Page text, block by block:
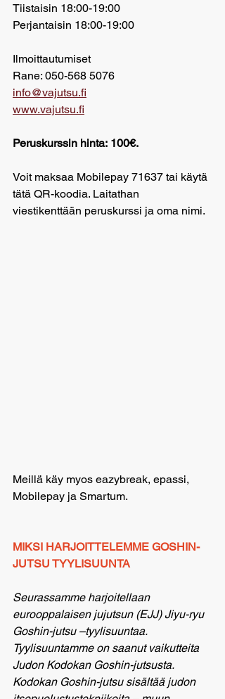
Tiistaisin 18:00-19:00
Perjantaisin 18:00-19:00
Ilmoittautumiset
Rane: 050-568 5076
info@vajutsu.fi
www.vajutsu.fi
Peruskurssin hinta: 100€.
Voit maksaa Mobilepay 71637 tai käytä
tätä QR-koodia. Laitathan
viestikenttään peruskurssi ja oma nimi.
Meillä käy myos eazybreak, epassi,
Mobilepay ja Smartum.
MIKSI HARJOITTELEMME GOSHIN-
JUTSU TYYLISUUNTA
Seurassamme harjoitellaan
eurooppalaisen jujutsun (EJJ) Jiyu-ryu
Goshin-jutsu –tyylisuuntaa.
Tyylisuuntamme on saanut vaikutteita
Judon Kodokan Goshin-jutsusta.
Kodokan Goshin-jutsu sisältää judon